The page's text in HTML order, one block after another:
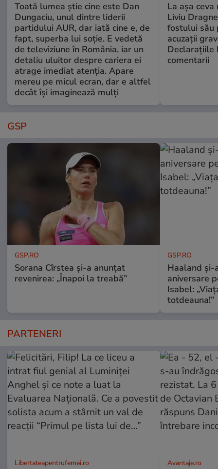
Toată lumea știe cine este Dan
Dungaciu, unul dintre liderii
partidului AUR, dar iată cine e, de
fapt, superba lui soție. E vedetă
de televiziune în România, iar un
detaliu uluitor despre cariera ei
atrage imediat atenția. Apare
mereu pe micul ecran, dar e altfel
decât își imaginează mulți
La așa
Liviu
fostului său
acuzații
Declarațiile
comentarii
GSP
GSP.RO
Sorana Cîrstea și-a anunțat
revenirea: „Înapoi la treabă”
GSP.RO
Haaland
aniversare
Isabel:
totdeauna!”
PARTENERI
Libertateapentrufemei.ro Avantaje.ro